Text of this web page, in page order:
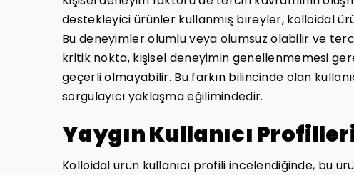
destekleyici ürünler kullanmış bireyler, kolloidal
Bu deneyimler olumlu veya olumsuz olabilir ve
kritik nokta, kişisel deneyimin genellenmemesi
geçerli olmayabilir. Bu farkın bilincinde olan
sorgulayıcı yaklaşma eğilimindedir.
Yaygın Kullanıcı
Kolloidal ürün kullanıcı profili incelendiğinde, bu